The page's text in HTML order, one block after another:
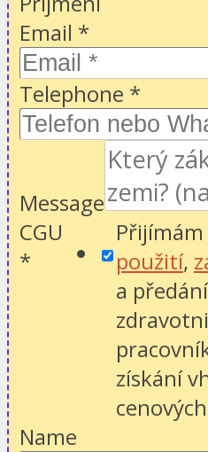
Email *
Telephone *
Message
CGU
*
Přijímám
použití,
a
získání
Name